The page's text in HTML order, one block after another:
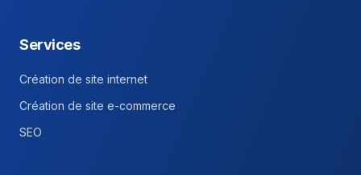
Services
Création de site internet
Création de site e-commerce
SEO